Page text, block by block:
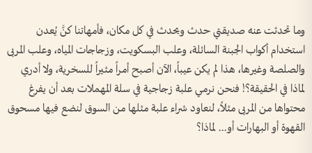
وما تحدثت عنه صديقتي حدث ويحدث في كل مكان، فأمهاتنا كنَّ يُعدن
استخدام أكواب الجبنة السائلة، وعلب البسكويت، وزجاجات المياه، وعلب المربى
والصلصة وغيرها، هذا لم يكن عيباً، الآن أصبح أمراً مثيراً للسخرية، ولا أدري
لماذا في الحقيقة؟! فنحن نرمي علبة زجاجية في سلة المهملات بعد أن يفرغ
محتواها من المربى مثلاً، لنعاود شراء علبة مثلها من السوق لنضع فيها مسحوق
القهوة أو البهارات أو... لماذا؟